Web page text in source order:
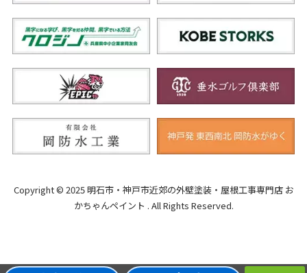
Copyright © 2025 明石市・神戸市近郊の外壁塗装・屋根工事専門店 お
かちゃんペイント . All Rights Reserved.